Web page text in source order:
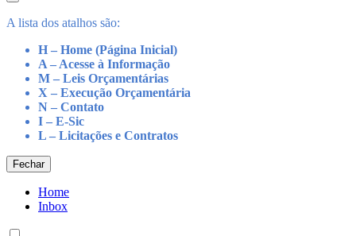
A lista dos atalhos são:
H – Home (Página Inicial)
A – Acesse à Informação
M – Leis Orçamentárias
X – Execução Orçamentária
N – Contato
I – E-Sic
L – Licitações e Contratos
Fechar
Home
Inbox